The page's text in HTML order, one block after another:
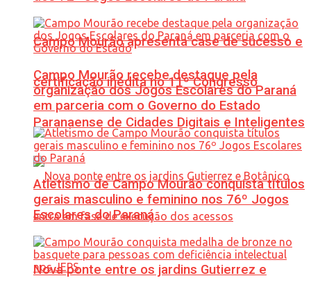
Campo Mourão apresenta case de sucesso e
certificação inédita no 11º Congresso
Paranaense de Cidades Digitais e Inteligentes
Nova ponte entre os jardins Gutierrez e
Campo Mourão recebe destaque pela
organização dos Jogos Escolares do Paraná
em parceria com o Governo do Estado
Atletismo de Campo Mourão conquista títulos
gerais masculino e feminino nos 76º Jogos
Escolares do Paraná